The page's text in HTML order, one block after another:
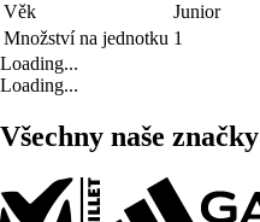
Věk
Junior
Množství na jednotku 1
Loading...
Loading...
Všechny naše značky